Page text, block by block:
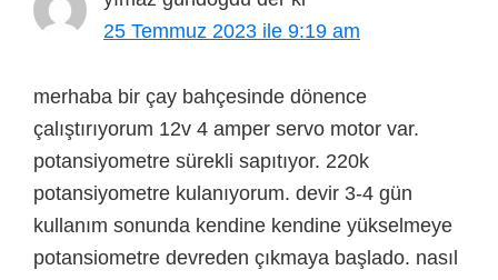
25 Temmuz 2023 ile 9:19 am
merhaba bir çay bahçesinde dönence
çalıştırıyorum 12v 4 amper servo motor var.
potansiyometre sürekli sapıtıyor. 220k
potansiyometre kulanıyorum. devir 3-4 gün
kullanım sonunda kendine kendine yükselmeye
potansiometre devreden çıkmaya başlado. nasıl